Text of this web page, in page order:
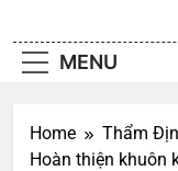
MENU
Home
Thẩm
Hoàn thiện khuôn